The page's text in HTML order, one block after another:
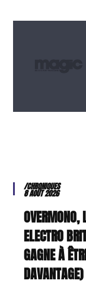
/CHRONIQUES
8 AOÛT 2026
OVERMONO,
ELECTRO
GAGNE À